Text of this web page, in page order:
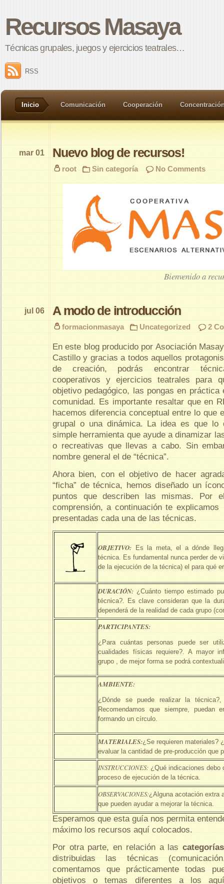
Recursos Masaya
Técnicas grupales, juegos y ejercicios teatrales…
RSS
Inicio Comunicación Cooperación
Nuevo blog de recursos!
mar 01
root
Sin categoría No Comments
Bienvenido a
A modo de introducción
jul 06
formacionmasaya
Uncategorized 2
En este blog producido por Asociación
Castillo y gracias a todos aquellos
de creación, podrás encontrar
cooperativos y ejercicios teatrales para
objetivo pedagógico, las pongas en
comunidad. Es importante resaltar que en
hacemos diferencia conceptual entre lo que
grupal o una dinámica. La idea es que lo
simple herramienta que ayude a dinamizar
o recreativas que llevas a cabo. Sin
nombre general el de “técnica”.
Ahora bien, con el objetivo de hacer
“ficha” de técnica, hemos diseñado un
puntos que describen las mismas. Por
comprensión, a continuación te
presentadas cada una de las técnicas.
OBJETIVO:
Es la meta, el a dónde
técnica. Es fundamental nunca perder de
de la ejecución de la técnica) el para qué
DURACIÓN: ¿Cuánto tiempo estimado
técnica?. Es clave consideran que la
dependerá de la realidad de cada grupo
PARTICIPANTES:
¿Para cuántas personas puede ser
cualidades físicas requiere?. A mayor
grupo , de mejor forma se podrá
AMBIENTE:
¿Dónde se puede realizar la
Recomendamos que siempre, puedan
formando un círculo.
MATERIALES:¿Se requieren materiales?
evaluar la cantidad de pre-producción que
INSTRUCCIONES: ¿Qué indicaciones debo
proceso de ejecución de la técnica.
OBSERVACIONES:¿Alguna acotación extra
que pueden ayudar a mejorar la técnica.
Esperamos que esta guía nos permita
máximo los recursos aquí colocados.
Por otra parte, en relación a las
distribuidas las técnicas
comentamos que prácticamente todas
objetivos o temas diferentes a los